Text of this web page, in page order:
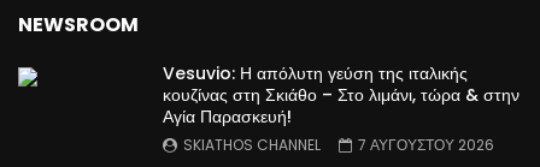
NEWSROOM
Vesuvio: Η απόλυτη γεύση της ιταλικής
κουζίνας στη Σκιάθο – Στο λιμάνι, τώρα & στην
Αγία Παρασκευή!
SKIATHOS CHANNEL 7 ΑΥΓΟΥΣΤΟΥ 2026